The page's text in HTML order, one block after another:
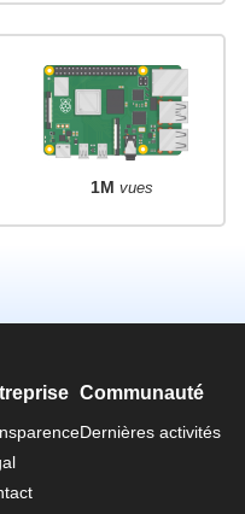
1M vues
Communauté
Dernières activités